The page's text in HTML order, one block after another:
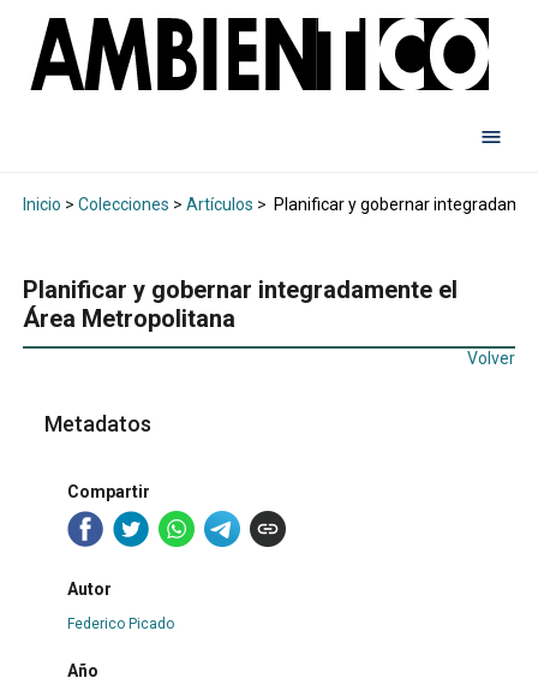
Inicio > Colecciones > Artículos > Planificar y gobernar
Planificar y gobernar integradamente el
Área Metropolitana
Volver
Metadatos
Compartir
Autor
Federico Picado
Año